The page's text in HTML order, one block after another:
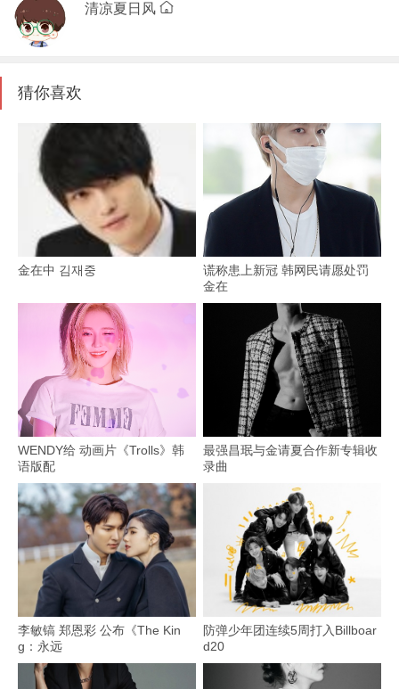
清凉夏日风
猜你喜欢
金在中 김재중
谎称患上新冠 韩网民请愿处罚
金在
WENDY给 动画片《Trolls》韩
语版配
最强昌珉与金请夏合作新专辑收
录曲
李敏镐 郑恩彩 公布《The Kin
g：永远
防弹少年团连续5周打入Billboar
d20